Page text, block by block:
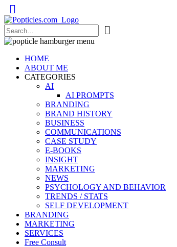
Popticles.com
HOME
ABOUT ME
CATEGORIES
AI
AI PROMPTS
BRANDING
BRAND HISTORY
BUSINESS
COMMUNICATIONS
CASE STUDY
E-BOOKS
INSIGHT
MARKETING
NEWS
PSYCHOLOGY AND BEHAVIOR
TRENDS / STATS
SELF DEVELOPMENT
BRANDING
MARKETING
SERVICES
Free Consult